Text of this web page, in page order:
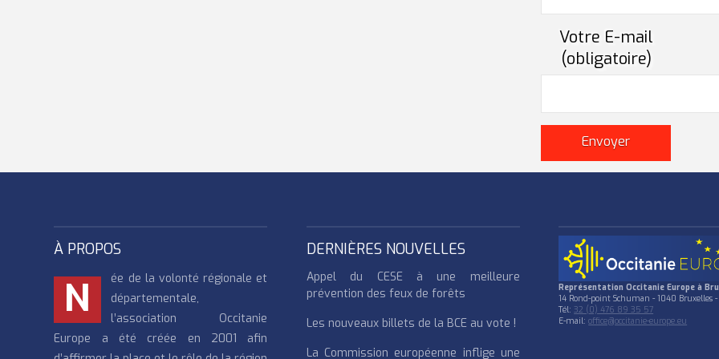
Votre E-mail
(obligatoire)
À PROPOS
N
ée de la volonté régionale et
départementale,
l’association Occitanie
Europe a été créée en 2001 afin
DERNIÈRES NOUVELLES
Appel du CESE à une meilleure
prévention des feux de forêts
Les nouveaux billets de la BCE au vote !
La Commission européenne inflige une
Représentation Occitanie Europe à
14 Rond-point Schuman - 1040 Bruxelles
Tél:32 (0) 476 89 35 57
E-mail:office@occitanie-europe.eu